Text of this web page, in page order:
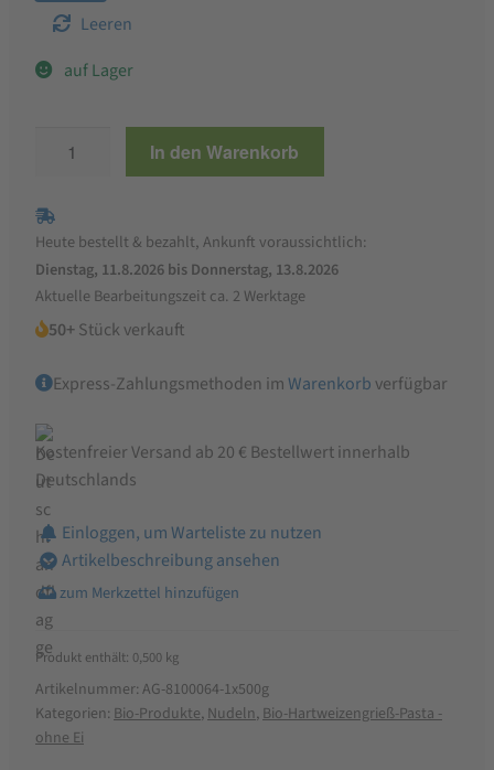
Leeren
auf Lager
GOLD
Hartweizen
Lasagne
Menge
In den Warenkorb
Heute bestellt & bezahlt, Ankunft voraussichtlich:
Dienstag, 11.8.2026 bis Donnerstag, 13.8.2026
Aktuelle Bearbeitungszeit ca. 2 Werktage
50+Stück verkauft
Express-Zahlungsmethoden imWarenkorb verfügbar
Kostenfreier Versand ab 20 € Bestellwert innerhalb
Deutschlands
Einloggen, um Warteliste zu nutzen
Artikelbeschreibung ansehen
Produkt enthält: 0,500 kg
Artikelnummer: AG-8100064-1x500g
Kategorien: Bio-Produkte, Nudeln, Bio-Hartweizengrieß-Pasta -
ohne Ei